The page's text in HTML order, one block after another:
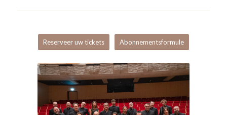
Reserveer uw tickets Abonnementsformule